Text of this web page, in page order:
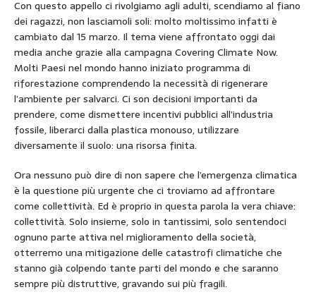
Con questo appello ci rivolgiamo agli adulti, scendiamo al fiano
dei ragazzi, non lasciamoli soli: molto moltissimo infatti è
cambiato dal 15 marzo. Il tema viene affrontato oggi dai
media anche grazie alla campagna Covering Climate Now.
Molti Paesi nel mondo hanno iniziato programma di
riforestazione comprendendo la necessità di rigenerare
l’ambiente per salvarci. Ci son decisioni importanti da
prendere, come dismettere incentivi pubblici all’industria
fossile, liberarci dalla plastica monouso, utilizzare
diversamente il suolo: una risorsa finita.
Ora nessuno può dire di non sapere che l’emergenza climatica
è la questione più urgente che ci troviamo ad affrontare
come collettività. Ed è proprio in questa parola la vera chiave:
collettività. Solo insieme, solo in tantissimi, solo sentendoci
ognuno parte attiva nel miglioramento della società,
otterremo una mitigazione delle catastrofi climatiche che
stanno già colpendo tante parti del mondo e che saranno
sempre più distruttive, gravando sui più fragili.